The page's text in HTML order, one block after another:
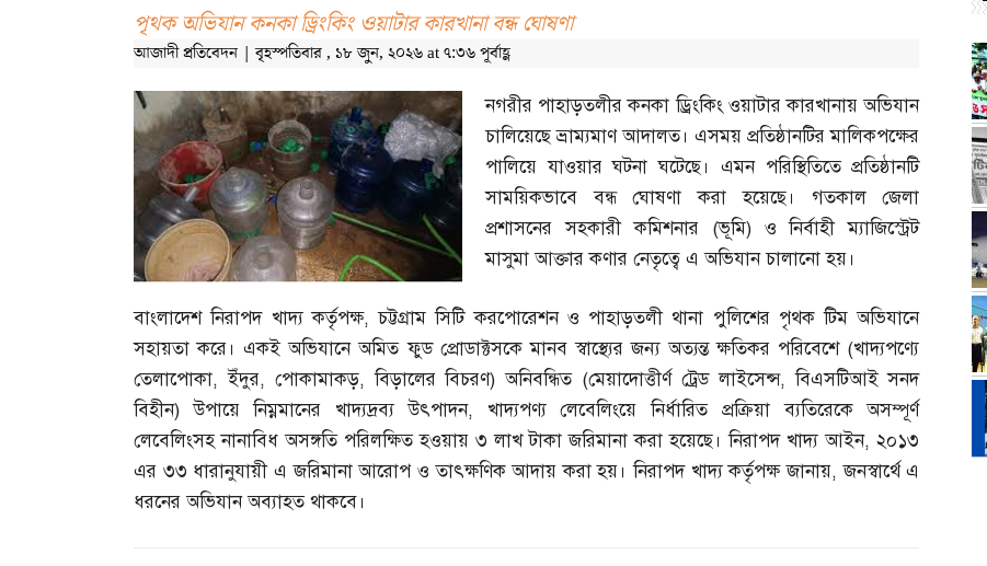
পৃথক অভিযান কনকা ড্রিংকিং ওয়াটার কারখানা বন্ধ ঘোষণা
আজাদী প্রতিবেদন | বৃহস্পতিবার , ১৮ জুন, ২০২৬ at ৭:৩৬ পূর্বাহ্ণ
নগরীর পাহাড়তলীর কনকা ড্রিংকিং ওয়াটার কারখানায় অভিযান
চালিয়েছে ভ্রাম্যমাণ আদালত। এসময় প্রতিষ্ঠানটির মালিকপক্ষের
পালিয়ে যাওয়ার ঘটনা ঘটেছে। এমন পরিস্থিতিতে প্রতিষ্ঠানটি
সাময়িকভাবে বন্ধ ঘোষণা করা হয়েছে। গতকাল জেলা
প্রশাসনের সহকারী কমিশনার (ভূমি) ও নির্বাহী ম্যাজিস্ট্রেট
মাসুমা আক্তার কণার নেতৃত্বে এ অভিযান চালানো হয়।
বাংলাদেশ নিরাপদ খাদ্য কর্তৃপক্ষ,চট্টগ্রাম সিটি করপোরেশন ও পাহাড়তলী থানা পুলিশের পৃথক টিম অভিযানে
সহায়তা করে। একই অভিযানে অমিত ফুড প্রোডাক্টসকে মানব স্বাস্থ্যের জন্য অত্যন্ত ক্ষতিকর পরিবেশে (খাদ্যপণ্যে
তেলাপোকা,ইঁদুর, পোকামাকড়,বিড়ালের বিচরণ)অনিবন্ধিত (মেয়াদোত্তীর্ণ ট্রেড লাইসেন্স,বিএসটিআই সনদ
বিহীন)উপায়ে নিম্নমানের খাদ্যদ্রব্য উৎপাদন, খাদ্যপণ্য লেবেলিংয়ে নির্ধারিত প্রক্রিয়া ব্যতিরেকে অসম্পূর্ণ
লেবেলিংসহ নানাবিধ অসঙ্গতি পরিলক্ষিত হওয়ায় ৩ লাখ টাকা জরিমানা করা হয়েছে। নিরাপদ খাদ্য আইন,২০১৩
এর ৩৩ ধারানুযায়ী এ জরিমানা আরোপ ও তাৎক্ষণিক আদায় করা হয়। নিরাপদ খাদ্য কর্তৃপক্ষ জানায়,জনস্বার্থে এ
ধরনের অভিযান অব্যাহত থাকবে।